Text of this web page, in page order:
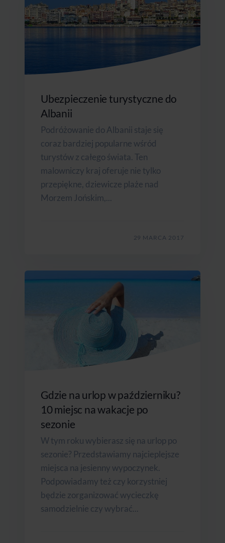
Ubezpieczenie turystyczne do
Albanii
Podróżowanie do Albanii staje się
coraz bardziej popularne wśród
turystów z całego świata. Ten
malowniczy kraj oferuje nie tylko
przepiękne, dziewicze plaże nad
Morzem Jońskim,...
29 MARCA 2017
Gdzie na urlop w październiku?
10 miejsc na wakacje po
sezonie
W tym roku wybierasz się na urlop po
sezonie? Przedstawiamy najcieplejsze
miejsca na jesienny wypoczynek.
Podpowiadamy też czy korzystniej
będzie zorganizować wycieczkę
samodzielnie czy wybrać...